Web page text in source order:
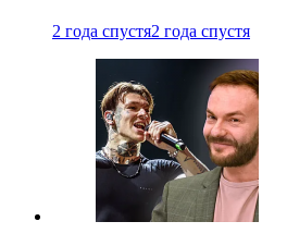
2 года спустя2 года спустя